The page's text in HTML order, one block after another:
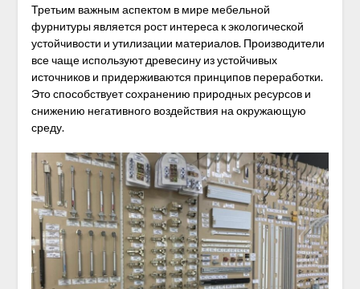
Третьим важным аспектом в мире мебельной
фурнитуры является рост интереса к экологической
устойчивости и утилизации материалов. Производители
все чаще используют древесину из устойчивых
источников и придерживаются принципов переработки.
Это способствует сохранению природных ресурсов и
снижению негативного воздействия на окружающую
среду.